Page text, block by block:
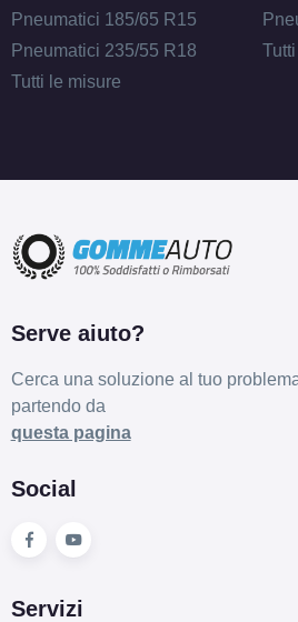
185/70 R13 86T
Disponibile
175/70 R13 82T B
Disponibile
Disponibile
Pneumatici 185/65 R15
Pneumatici 235/55 R18
Tutti le misure
Serve aiuto?
Cerca una soluzione al tuo
partendo da
questa pagina
Social
Servizi